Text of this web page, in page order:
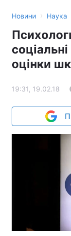
Новини › Наука
оцінки
19:31, 19.02.18